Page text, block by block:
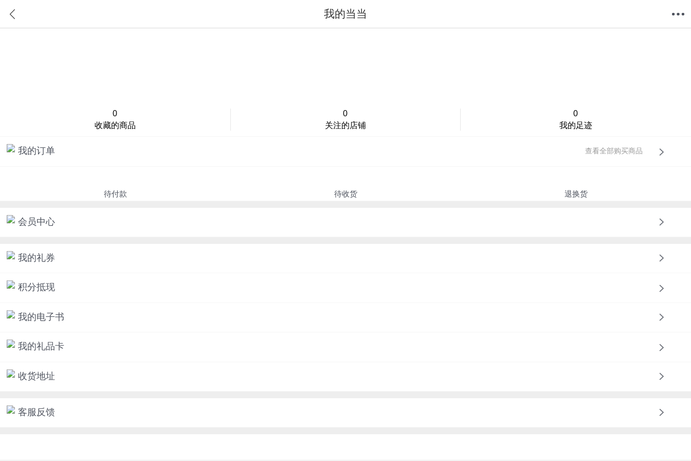
我的当当
0
收藏的商品
0
关注的店铺
0
我的足迹
我的订单 查看全部购买商品
待付款 待收货 退换货
会员中心
我的礼券
积分抵现
我的电子书
我的礼品卡
收货地址
客服反馈